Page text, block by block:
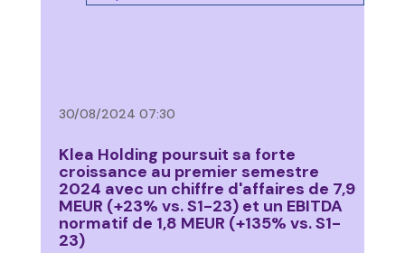
30/08/2024 07:30
Klea Holding poursuit sa forte
croissance au premier semestre
2024 avec un chiffre d'affaires de 7,9
MEUR (+23% vs. S1-23) et un EBITDA
normatif de 1,8 MEUR (+135% vs. S1-
23)